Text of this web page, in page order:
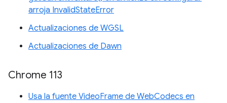
arroja InvalidStateError
Actualizaciones de WGSL
Actualizaciones de Dawn
Chrome 113
Usa la fuente VideoFrame de WebCodecs en